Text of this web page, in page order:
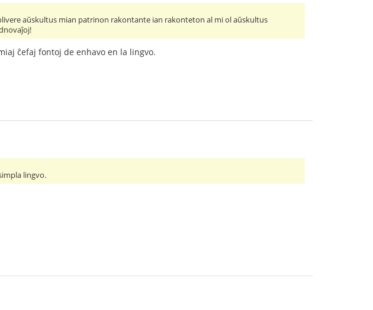
aŭskultus mian patrinon rakontante ian rakonteton al mi ol aŭskultus
ĉefaj fontoj de enhavo en la lingvo.
lingvo.